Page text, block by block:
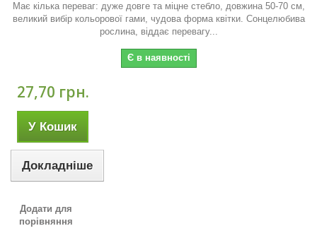
Має кілька переваг: дуже довге та міцне стебло, довжина 50-70 см,
великий вибір кольорової гами, чудова форма квітки. Сонцелюбива
рослина, віддає перевагу...
Є в наявності
27,70 грн.
У Кошик
Докладніше
Додати для
порівняння